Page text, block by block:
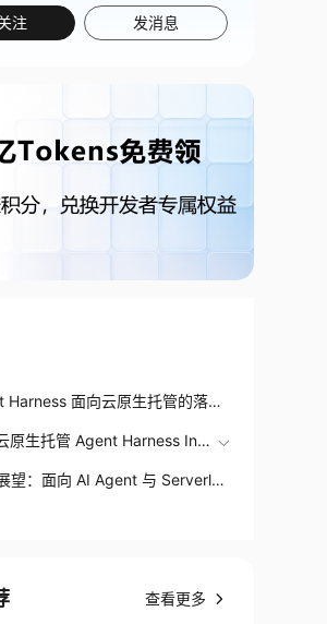
注 发消息
Harness 面向云原生托管的落地
原生托管 Agent Harness Infr
的设计
望：面向 AI Agent 与 Serverles
高效、低成本的云原生沙箱体
查看更多